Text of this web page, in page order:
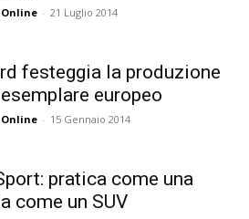
- 21 Luglio 2014
festeggia la produzione
europeo
- 15 Gennaio 2014
pratica come una
come un SUV